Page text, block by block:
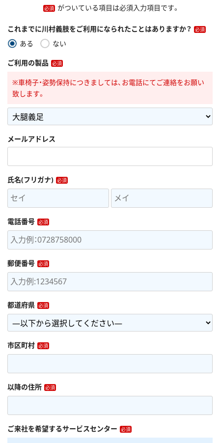
がついている項目は必須入力項目です。
これまでに川村義肢をご利用になられたことはありますか？
ある
ない
ご利用の製品
※車椅子・姿勢保持につきましては、お電話にてご連絡をお願い
致します。
メールアドレス
氏名(フリガナ)
電話番号
郵便番号
都道府県
市区町村
以降の住所
ご来社を希望するサービスセンター